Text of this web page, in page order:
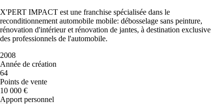
X'PERT IMPACT est une franchise spécialisée dans le
reconditionnement automobile mobile: débosselage sans peinture,
rénovation d'intérieur et rénovation de jantes, à destination exclusive
des professionnels de l'automobile.
2008
Année de création
64
Points de vente
10 000 €
Apport personnel